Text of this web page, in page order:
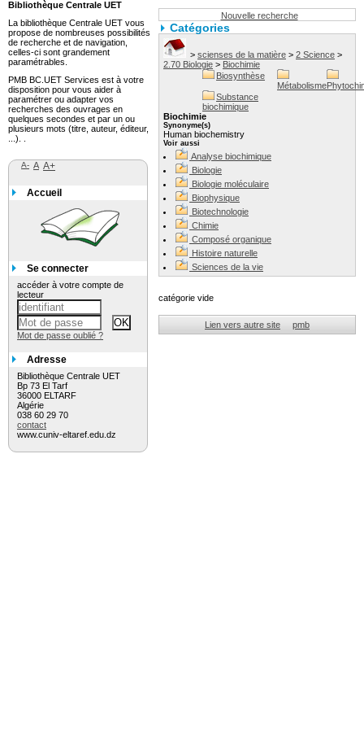
Nouvelle recherche
Catégories
> scienses de la matière > 2 Science >
2.70 Biologie > Biochimie
Biosynthèse
Métabolisme
Substance
biochimique
Biochimie
Synonyme(s)
Human biochemistry
Voir aussi
Analyse biochimique
Biologie
Biologie moléculaire
Biophysique
Biotechnologie
Chimie
Composé organique
Histoire naturelle
Sciences de la vie
catégorie vide
Lien vers autre site pmb
Bibliothèque Centrale UET
La bibliothèque Centrale UET vous
propose de nombreuses possibilités
de recherche et de navigation,
celles-ci sont grandement
paramétrables.
PMB BC.UET Services est à votre
disposition pour vous aider à
paramétrer ou adapter vos
recherches des ouvrages en
quelques secondes et par un ou
plusieurs mots (titre, auteur, éditeur,
...). .
A- A A+
Accueil
Se connecter
accéder à votre compte de
lecteur
Mot de passe oublié ?
Adresse
Bibliothèque Centrale UET
Bp 73 El Tarf
36000 ELTARF
Algérie
038 60 29 70
contact
www.cuniv-eltaref.edu.dz